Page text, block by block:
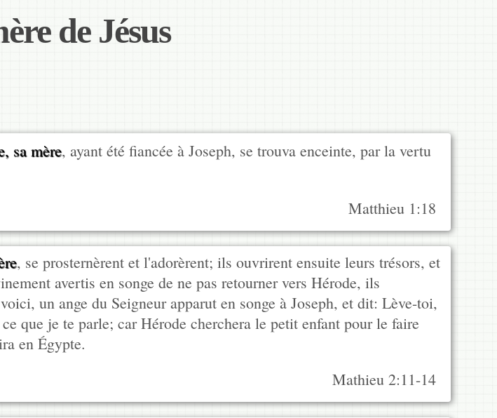
de Jésus
sa mère, ayant été fiancée à Joseph, se trouva enceinte, par la vertu
Matthieu 1:18
, se prosternèrent et l'adorèrent; ils ouvrirent ensuite leurs trésors, et
avertis en songe de ne pas retourner vers Hérode, ils
un ange du Seigneur apparut en songe à Joseph, et dit: Lève-toi,
que je te parle; car Hérode cherchera le petit enfant pour le faire
en Égypte.
Mathieu 2:11-14